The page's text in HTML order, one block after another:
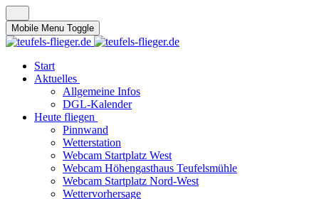
Mobile Menu Toggle
Start
Aktuelles
Allgemeine Infos
DGL-Kalender
Heute fliegen
Pinnwand
Wetterstation
Webcam Startplatz West
Webcam Höhengasthaus Teufelsmühle
Webcam Startplatz Nord-West
Wettervorhersage